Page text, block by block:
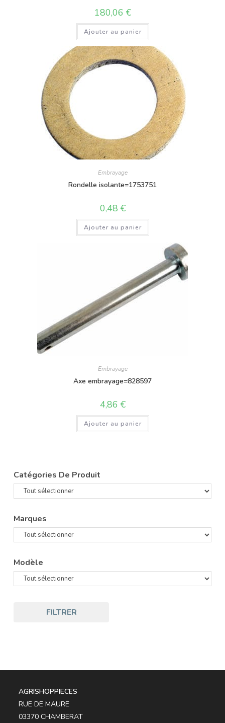
180,06 €
Ajouter au panier
Embrayage
Rondelle isolante=1753751
0,48 €
Ajouter au panier
Embrayage
Axe embrayage=828597
4,86 €
Ajouter au panier
Catégories De Produit
Marques
Modèle
FILTRER
AGRISHOPPIECES
RUE DE MAURE
03370 CHAMBERAT